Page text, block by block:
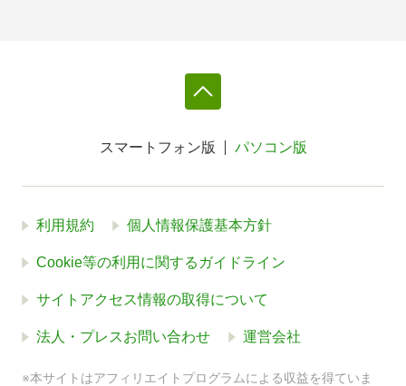
スマートフォン版 パソコン版
利用規約 個人情報保護基本方針
Cookie等の利用に関するガイドライン
サイトアクセス情報の取得について
法人・プレスお問い合わせ 運営会社
※本サイトはアフィリエイトプログラムによる収益を得ていま